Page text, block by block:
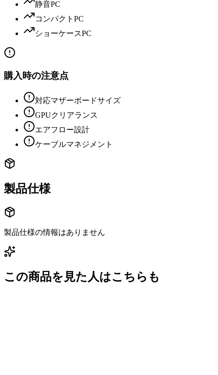
静音PC
コンパクトPC
ショーケースPC
購入時の注意点
対応マザーボードサイズ
GPUクリアランス
エアフロー設計
ケーブルマネジメント
製品仕様
製品仕様の情報はありません
この商品を見た人はこちらも